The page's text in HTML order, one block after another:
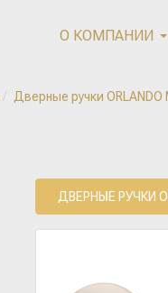
О КОМПАНИИ
Дверные ручки ORLANDO
ДВЕРНЫЕ РУЧКИ